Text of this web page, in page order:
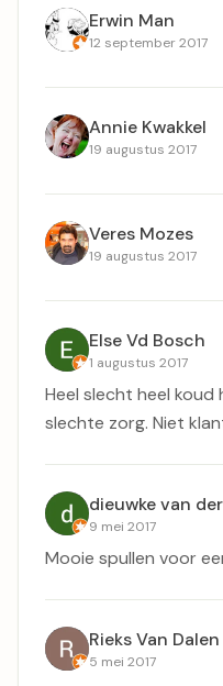
Erwin Man
12 september 2017
Annie Kwakkel
19 augustus 2017
Veres Mozes
19 augustus 2017
Else Vd Bosch
1 augustus 2017
Heel slecht heel koud
slechte zorg. Niet
dieuwke van
9 mei 2017
Mooie spullen voor
Rieks Van Dalen
5 mei 2017